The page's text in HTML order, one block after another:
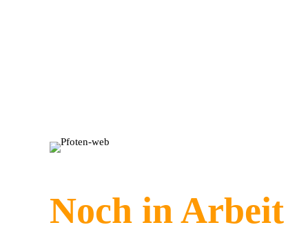
Noch in Arbeit